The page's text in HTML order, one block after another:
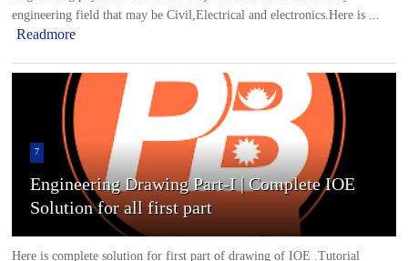
Readmore
Engineering Drawing Part-I | Complete IOE
Solution for all first part
Here is complete solution for first part of drawing of IOE .Tutorial
solution of drawing contains following things: 1. Drawing Sheet Layo...